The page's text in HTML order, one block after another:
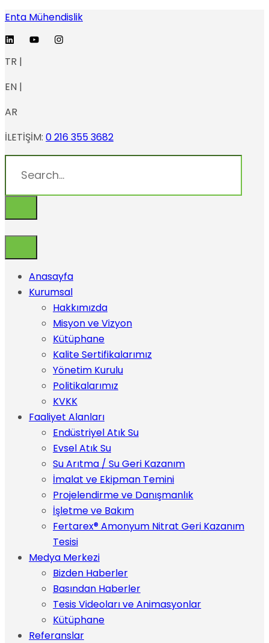
Enta Mühendislik
TR |
EN |
AR
İLETİŞİM: 0 216 355 3682
Anasayfa
Kurumsal
Hakkımızda
Misyon ve Vizyon
Kütüphane
Kalite Sertifikalarımız
Yönetim Kurulu
Politikalarımız
KVKK
Faaliyet Alanları
Endüstriyel Atık Su
Evsel Atık Su
Su Arıtma / Su Geri Kazanım
İmalat ve Ekipman Temini
Projelendirme ve Danışmanlık
İşletme ve Bakım
Fertarex® Amonyum Nitrat Geri Kazanım
Tesisi
Medya Merkezi
Bizden Haberler
Basından Haberler
Tesis Videoları ve Animasyonlar
Kütüphane
Referanslar